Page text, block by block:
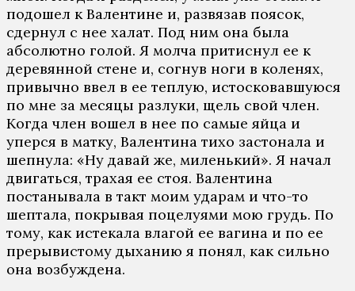
подошел к Валентине и, развязав поясок,
сдернул с нее халат. Под ним она была
абсолютно голой. Я молча притиснул ее к
деревянной стене и, согнув ноги в коленях,
привычно ввел в ее теплую, истосковавшуюся
по мне за месяцы разлуки, щель свой член.
Когда член вошел в нее по самые яйца и
уперся в матку, Валентина тихо застонала и
шепнула: «Ну давай же, миленький». Я начал
двигаться, трахая ее стоя. Валентина
постанывала в такт моим ударам и что-то
шептала, покрывая поцелуями мою грудь. По
тому, как истекала влагой ее вагина и по ее
прерывистому дыханию я понял, как сильно
она возбуждена.